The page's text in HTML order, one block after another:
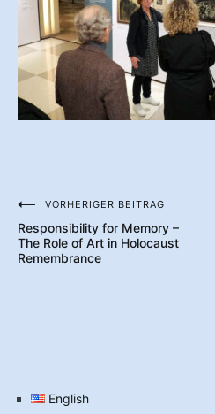
Beitragsnavigation
VORHERIGER BEITRAG
Responsibility for Memory –
The Role of Art in Holocaust
Remembrance
English